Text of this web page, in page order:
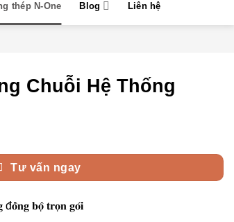
thép N-One Blog Liên hệ
Chuỗi Hệ Thống
Tư vấn ngay
đ𝐨̂̀𝐧𝐠 𝐛𝐨̣̂ 𝐭𝐫𝐨̣𝐧 𝐠𝐨́𝐢